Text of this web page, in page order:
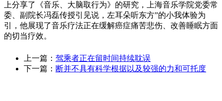
上分享了《音乐、大脑取行为》的研究，上海音乐学院党委常
委、副院长冯磊传授引见说，左耳朵听东方”的小我体验为
引，他展现了音乐疗法正在缓解癌症痛苦悲伤、改善睡眠方面
的切当疗效。
上一篇： 驾乘者正在留时间持续耽误
下一篇： 断并不具有科学根据以及较强的力和可托度